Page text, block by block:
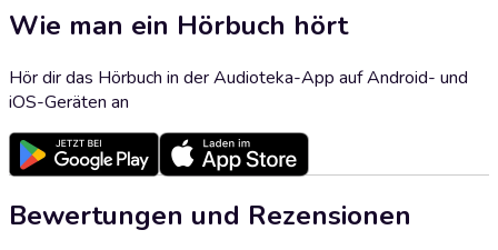
Wie man ein Hörbuch hört
Hör dir das Hörbuch in der Audioteka-App auf Android- und
iOS-Geräten an
Bewertungen und Rezensionen